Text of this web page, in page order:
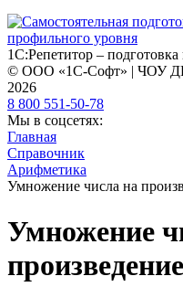
1С:Репетитор –
© ООО «1С-Софт» | ЧОУ
2026
8 800 551-50-78
Мы в соцсетях:
Главная
Справочник
Арифметика
Умножение числа на
Умножение
произведение